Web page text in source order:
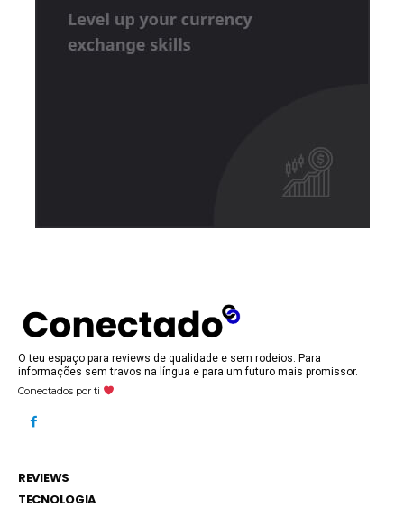
O teu espaço para reviews de qualidade e sem rodeios. Para
informações sem travos na língua e para um futuro mais promissor.
Conectados por ti
REVIEWS
TECNOLOGIA